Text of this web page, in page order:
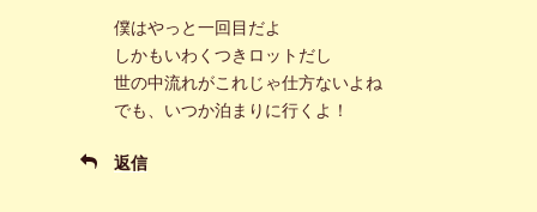
僕はやっと一回目だよ
しかもいわくつきロットだし
世の中流れがこれじゃ仕方ないよね
でも、いつか泊まりに行くよ！
返信